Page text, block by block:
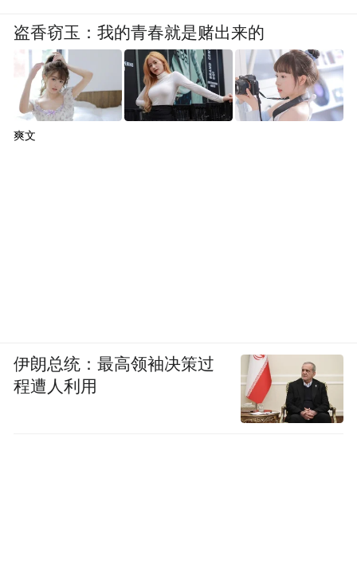
盗香窃玉：我的青春就是赌出来的
爽文
伊朗总统：最高领袖决策过
程遭人利用